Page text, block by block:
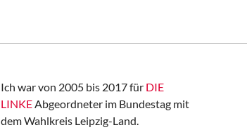
Ich war von 2005 bis 2017 für DIE
LINKEAbgeordneter im Bundestag mit
dem Wahlkreis Leipzig-Land.